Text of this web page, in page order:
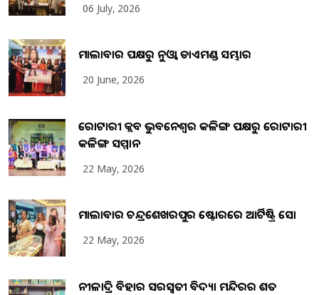
06 July, 2026
ମାଲାବାର ପକ୍ଷରୁ ନୁଓ୍ବା ଡାଏମଣ୍ଡ ସମ୍ଭାର
20 June, 2026
ରୋଟାରୀ କ୍ଲବ ଭୁବନେଶ୍ୱର କଳିଙ୍ଗ ପକ୍ଷରୁ ରୋଟାରୀ
କଳିଙ୍ଗ ସମ୍ମାନ
22 May, 2026
ମାଲାବାର ଚନ୍ଦ୍ରଶେଖରପୁର ଷ୍ଟୋରରେ ଆର୍ଟିଷ୍ଟ୍ରି ସୋ
22 May, 2026
ନୀଳାଦ୍ରି ବିହାର ସରସ୍ୱତୀ ବିଦ୍ୟା ମନ୍ଦିରର ଶତ